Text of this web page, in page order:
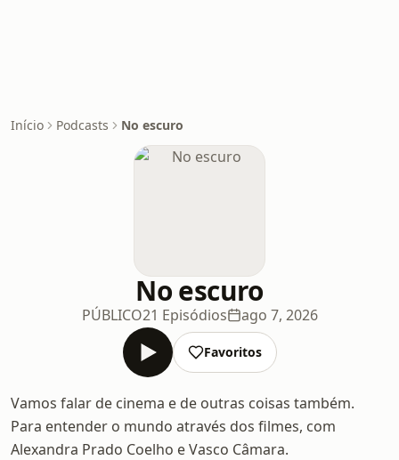
Início Podcasts No escuro
No escuro
PÚBLICO21 Episódios ago 7, 2026
Favoritos
Vamos falar de cinema e de outras coisas também.
Para entender o mundo através dos filmes, com
Alexandra Prado Coelho e Vasco Câmara.